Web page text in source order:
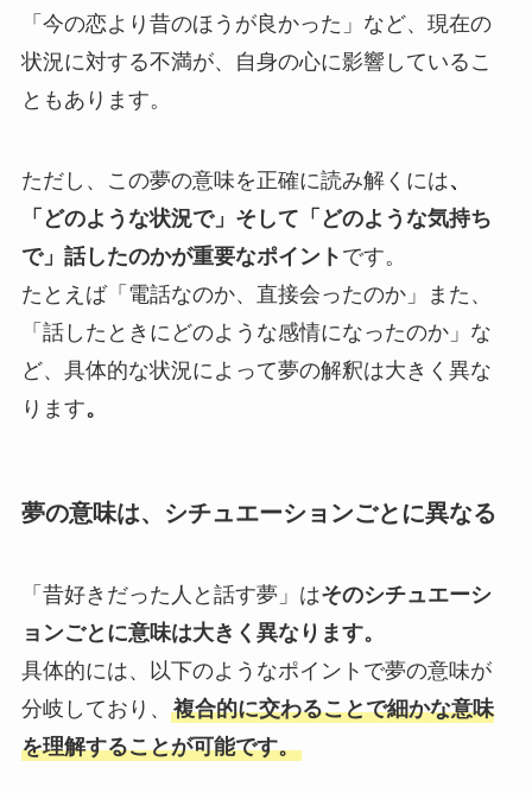
「今の恋より昔のほうが良かった」など、現在の
状況に対する不満が、自身の心に影響しているこ
ともあります。
ただし、この夢の意味を正確に読み解くには、
「どのような状況で」そして「どのような気持ち
で」話したのかが重要なポイント です。
たとえば「電話なのか、直接会ったのか」また、
「話したときにどのような感情になったのか」な
ど、具体的な状況によって夢の解釈は大きく異な
ります。
夢の意味は、シチュエーションごとに異なる
「昔好きだった人と話す夢」はそのシチュエーシ
ョンごとに意味は大きく異なります。
具体的には、以下のようなポイントで夢の意味が
分岐しており、 複合的に交わることで細かな意味
を理解することが可能です。